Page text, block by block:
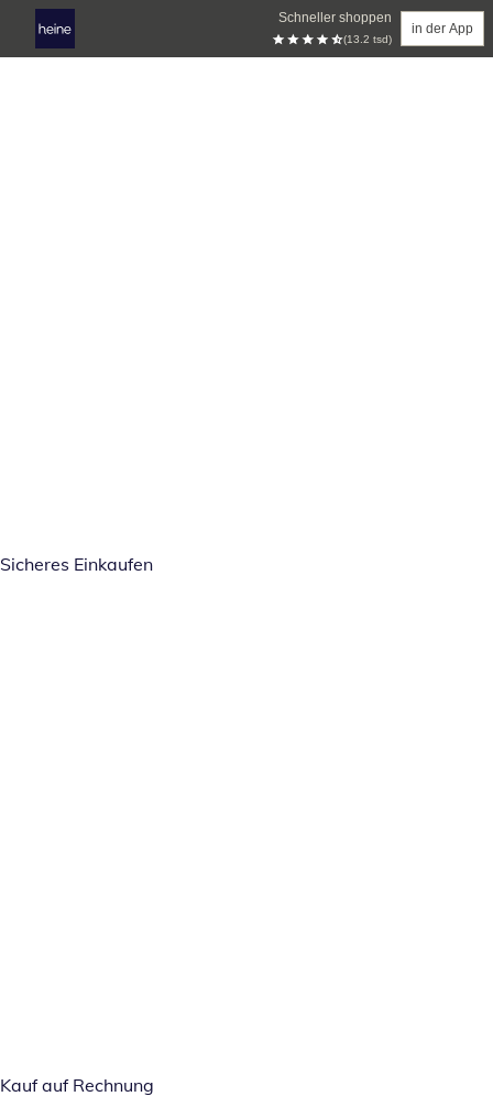
Schneller shoppen
(13.2 tsd)
in der App
Sicheres Einkaufen
Kauf auf Rechnung